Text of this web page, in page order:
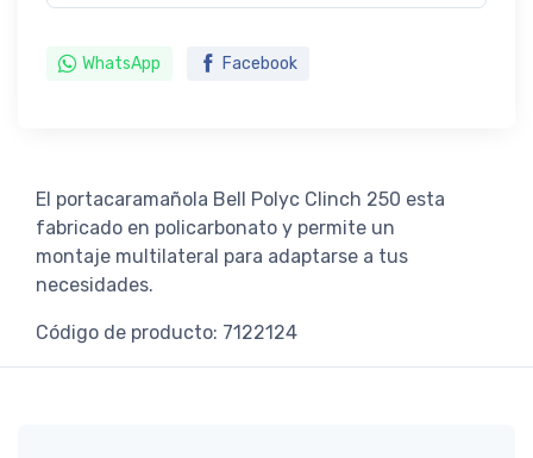
WhatsApp Facebook
El portacaramañola Bell Polyc Clinch 250 esta
fabricado en policarbonato y permite un
montaje multilateral para adaptarse a tus
necesidades.
Código de producto: 7122124